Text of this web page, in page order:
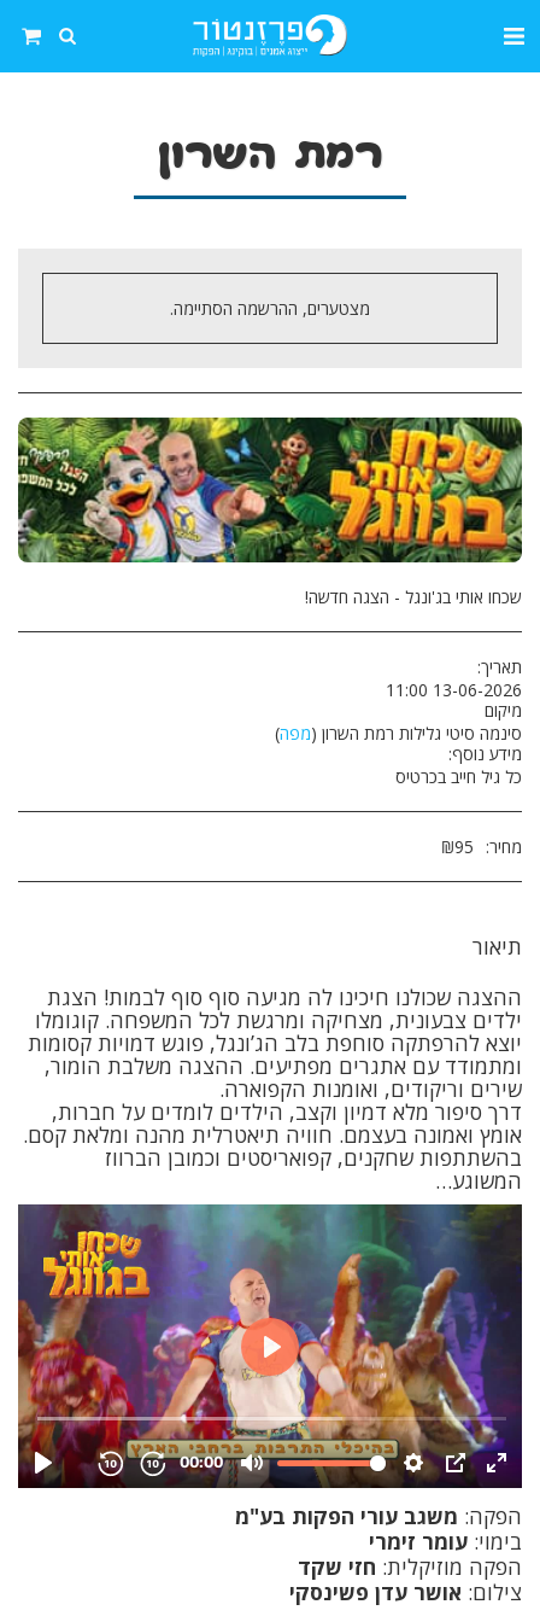
רמת השרון
מצטערים, ההרשמה הסתיימה.
שכחו אותי בג'ונגל - הצגה חדשה!
תאריך:
13-06-2026 11:00
מיקום
סינמה סיטי גלילות רמת השרון (מפה)
מידע נוסף:
כל גיל חייב בכרטיס
מחיר: ₪95
תיאור
ההצגה שכולנו חיכינו לה מגיעה סוף סוף לבמות! הצגת
ילדים צבעונית, מצחיקה ומרגשת לכל המשפחה. קוגומלו
יוצא להרפתקה סוחפת בלב הג’ונגל, פוגש דמויות קסומות
ומתמודד עם אתגרים מפתיעים. ההצגה משלבת הומור,
שירים וריקודים, ואומנות הקפוארה.
דרך סיפור מלא דמיון וקצב, הילדים לומדים על חברות,
אומץ ואמונה בעצמם. חוויה תיאטרלית מהנה ומלאת קסם.
בהשתתפות שחקנים, קפואריסטים וכמובן הברווז
המשוגע…
הפקה: משגב עורי הפקות בע"מ
בימוי: עומר זימרי
הפקה מוזיקלית: חזי שקד
צילום: אושר עדן פשינסקי